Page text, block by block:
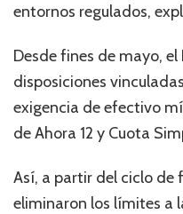
entornos regulados,
Desde fines de mayo,
disposiciones
exigencia de efectivo
de Ahora 12 y Cuota
Así, a partir del ciclo de
eliminaron los límites a